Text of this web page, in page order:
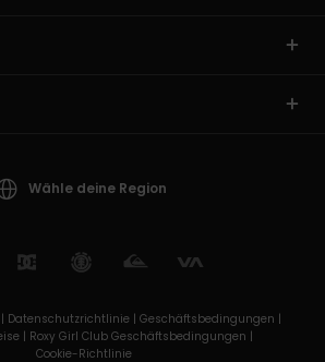
Wähle deine Region
Datenschutzrichtlinie | Geschäftsbedingungen |
| Roxy Girl Club Geschäftsbedingungen |
Cookie-Richtlinie